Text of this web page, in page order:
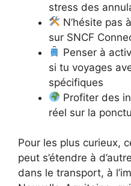
stress des
N’hésite pas
sur SNCF
Penser à
si tu voyages
spécifiques
Profiter des
réel sur la
Pour les plus curieux,
peut s’étendre à
dans le transport, à